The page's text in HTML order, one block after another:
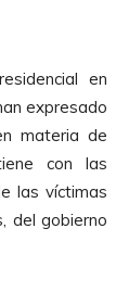
en
expresado
materia de
con las
las víctimas
del gobierno